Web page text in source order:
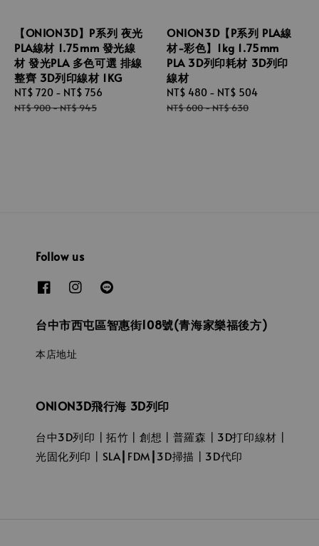
【ONION3D】P系列 夜光
PLA線材 1.75mm 發光線
材 發光PLA 多色可選 排線
整齊 3D列印線材 1KG
Sale
price
NT$ 720 - NT$ 756
NT$ 900-NT$ 945
ONION3D【P系列 PLA線
材-彩色】1kg 1.75mm
PLA 3D列印耗材 3D列印
線材
Sale
price
NT$ 480 - NT$ 504
NT$ 600-NT$ 630
Follow us
台中市西屯區智惠街108號(青海家樂福後方)
本店地址
ONION3D飛行海 3D列印
台中3D列印┃拓竹┃創想┃普羅森┃3D打印線材┃
光固化列印┃SLA┃FDM┃3D掃描┃3D代印